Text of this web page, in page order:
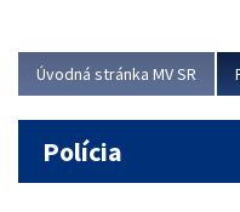
Úvodná stránka MV SR
Polícia